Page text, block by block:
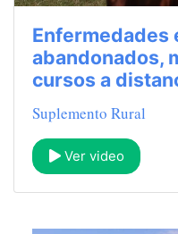
Enfermedades
abandonados,
cursos a
Suplemento Rural
Ver video